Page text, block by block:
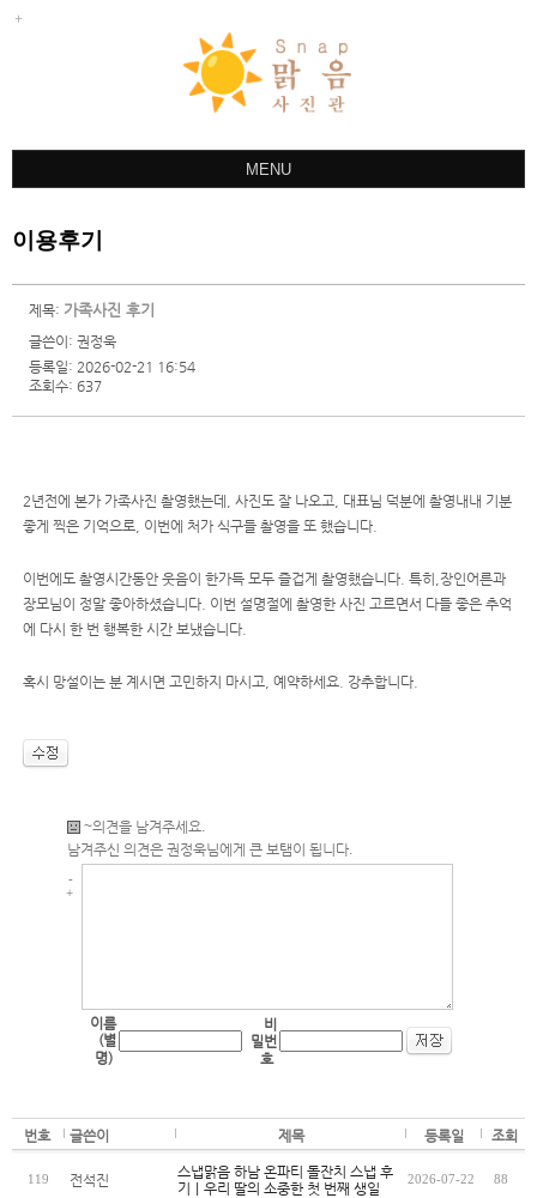
MENU
스냅
야외촬영
한복
상품안내
예약글작성
BLOG
INSTAGRAM
이용후기
제목: 가족사진 후기
글쓴이: 권정욱
등록일: 2026-02-21 16:54
조회수: 637
2년전에 본가 가족사진 촬영했는데, 사진도 잘 나오고, 대표님 덕분에 촬영내내 기분
좋게 찍은 기억으로, 이번에 처가 식구들 촬영을 또 했습니다.
이번에도 촬영시간동안 웃음이 한가득 모두 즐겁게 촬영했습니다. 특히,장인어른과
장모님이 정말 좋아하셨습니다. 이번 설명절에 촬영한 사진 고르면서 다들 좋은 추억
에 다시 한 번 행복한 시간 보냈습니다.
혹시 망설이는 분 계시면 고민하지 마시고, 예약하세요. 강추합니다.
~의견을 남겨주세요.
남겨주신 의견은 권정욱님에게 큰 보탬이 됩니다.
-
+
이름
(별
명)
비
밀번
호
번호 글쓴이 제목 등록일 조회
119 전석진
스냅맑음 하남 온파티 돌잔치 스냅 후
기｜우리 딸의 소중한 첫 번째 생일
2026-07-22 88